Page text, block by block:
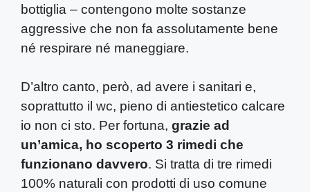
bottiglia – contengono molte sostanze
aggressive che non fa assolutamente bene
né respirare né maneggiare.
D’altro canto, però, ad avere i sanitari e,
soprattutto il wc, pieno di antiestetico calcare
io non ci sto. Per fortuna, grazie ad
un’amica, ho scoperto 3 rimedi che
funzionano davvero. Si tratta di tre rimedi
100% naturali con prodotti di uso comune